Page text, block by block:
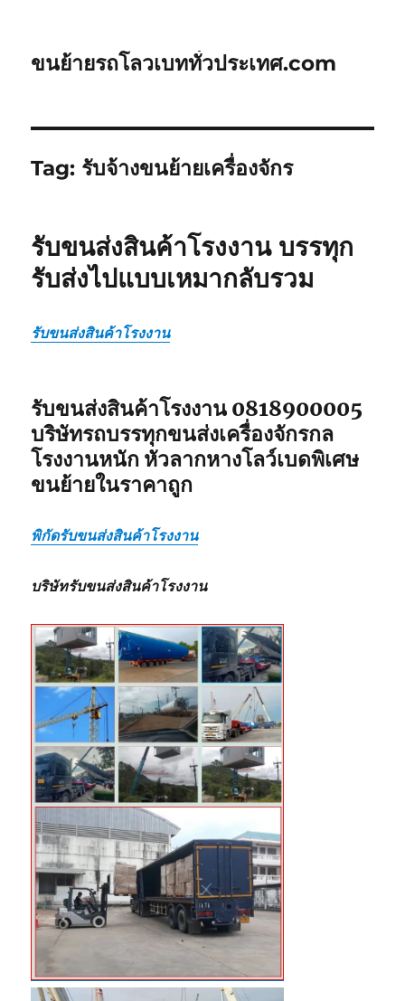
ขนย้ายรถโลวเบททั่วประเทศ.com
Tag: รับจ้างขนย้ายเครื่องจักร
รับขนส่งสินค้าโรงงาน บรรทุก
รับส่งไปแบบเหมากลับรวม
รับขนส่งสินค้าโรงงาน
รับขนส่งสินค้าโรงงาน 0818900005
บริษัทรถบรรทุกขนส่งเครื่องจักรกล
โรงงานหนัก หัวลากหางโลว์เบดพิเศษ
ขนย้ายในราคาถูก
พิกัดรับขนส่งสินค้าโรงงาน
บริษัทรับขนส่งสินค้าโรงงาน